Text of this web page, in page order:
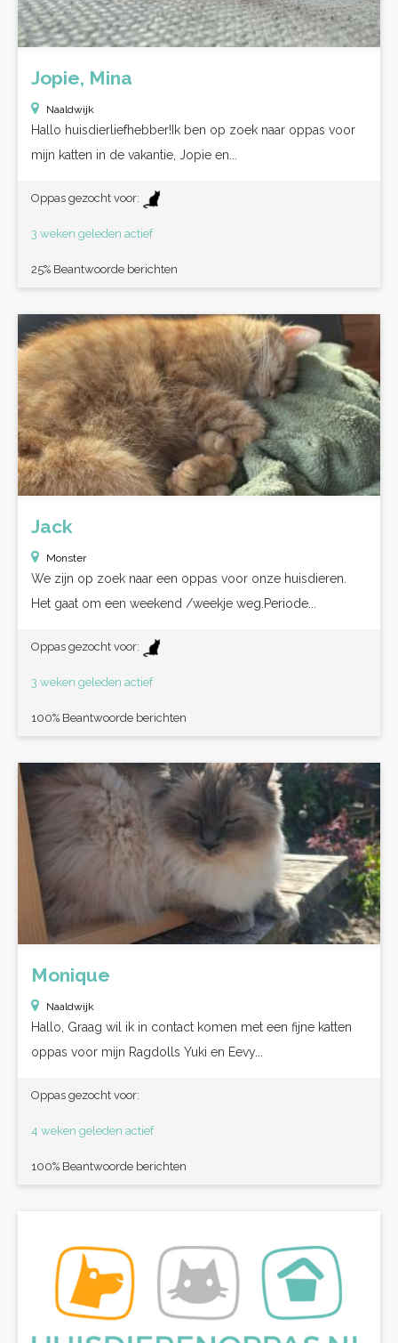
Jopie, Mina
Naaldwijk
Hallo huisdierliefhebber!Ik ben op zoek naar oppas voor
mijn katten in de vakantie, Jopie en...
Oppas gezocht voor:
3 weken geleden actief
25% Beantwoorde berichten
Jack
Monster
We zijn op zoek naar een oppas voor onze huisdieren.
Het gaat om een weekend /weekje weg.Periode...
Oppas gezocht voor:
3 weken geleden actief
100% Beantwoorde berichten
Monique
Naaldwijk
Hallo, Graag wil ik in contact komen met een fijne katten
oppas voor mijn Ragdolls Yuki en Eevy...
Oppas gezocht voor:
4 weken geleden actief
100% Beantwoorde berichten